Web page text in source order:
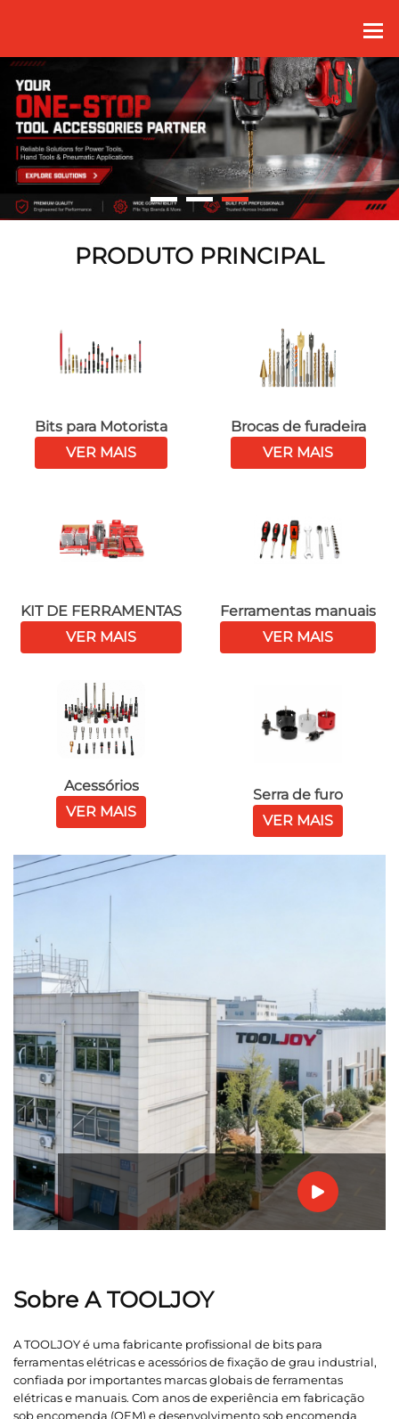
PRODUTO PRINCIPAL
Bits para Motorista
VER MAIS
Brocas de furadeira
VER MAIS
KIT DE FERRAMENTAS
VER MAIS
Ferramentas manuais
VER MAIS
Acessórios
VER MAIS
Serra de furo
VER MAIS
Sobre A TOOLJOY
A TOOLJOY é uma fabricante profissional de bits para
ferramentas elétricas e acessórios de fixação de grau industrial,
confiada por importantes marcas globais de ferramentas
elétricas e manuais. Com anos de experiência em fabricação
sob encomenda (OEM) e desenvolvimento sob encomenda